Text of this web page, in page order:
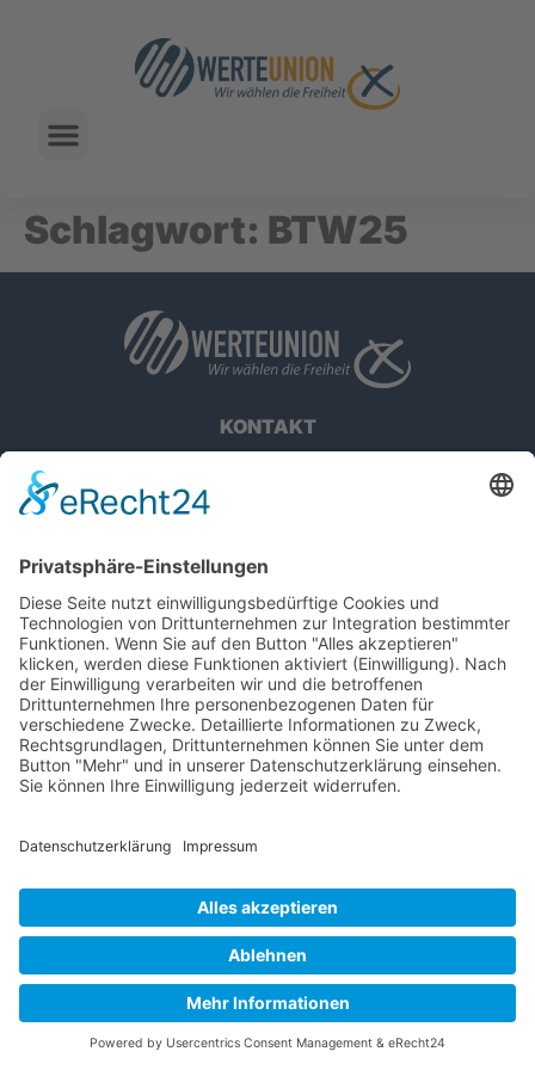
Schlagwort: BTW25
KONTAKT
DATENSCHUTZHINWEISE